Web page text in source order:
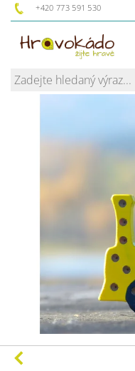
+420 773 591 530